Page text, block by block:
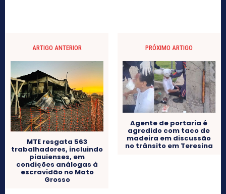
ARTIGO ANTERIOR
MTE resgata 563
trabalhadores, incluindo
piauienses, em
condições análogas à
escravidão no Mato
Grosso
PRÓXIMO ARTIGO
Agente de portaria é
agredido com taco de
madeira em discussão
no trânsito em Teresina